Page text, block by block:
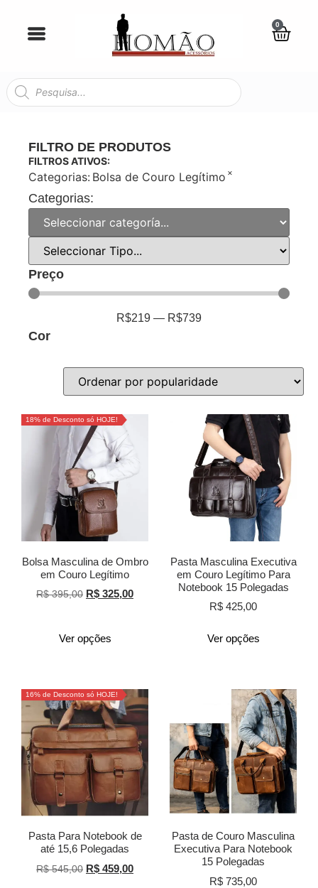
0
FILTRO DE PRODUTOS
FILTROS ATIVOS:
Categorias: Bolsa de Couro Legítimo ×
Categorias:
Preço
R$219 — R$739
Cor
18% de Desconto só HOJE!
Bolsa Masculina de Ombro
em Couro Legítimo
R$395,00 R$ 325,00
Ver opções
Pasta Masculina Executiva
em Couro Legítimo Para
Notebook 15 Polegadas
R$ 425,00
Ver opções
16% de Desconto só HOJE!
Pasta Para Notebook de
até 15,6 Polegadas
R$545,00 R$ 459,00
Pasta de Couro Masculina
Executiva Para Notebook
15 Polegadas
R$ 735,00